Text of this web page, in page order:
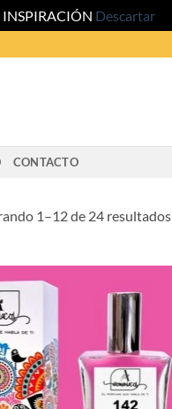
INSPIRACIÓN Descartar
CONTACTO
1–12 de 24 resultados